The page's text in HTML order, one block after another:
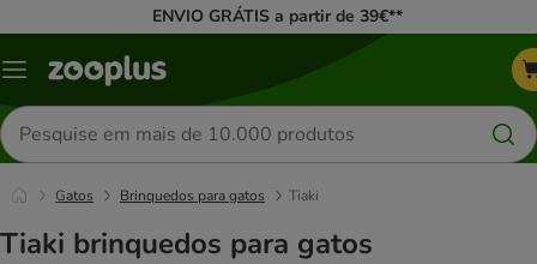
ENVIO GRÁTIS a partir de 39€**
Menu
Pesquisar
produtos
Gatos Brinquedos para gatos Tiaki
Tiaki brinquedos para gatos